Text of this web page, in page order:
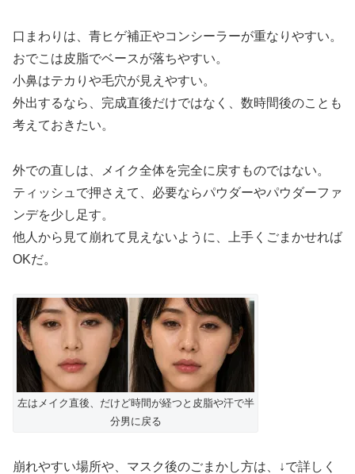
口まわりは、青ヒゲ補正やコンシーラーが重なりやすい。
おでこは皮脂でベースが落ちやすい。
小鼻はテカりや毛穴が見えやすい。
外出するなら、完成直後だけではなく、数時間後のことも
考えておきたい。
外での直しは、メイク全体を完全に戻すものではない。
ティッシュで押さえて、必要ならパウダーやパウダーファ
ンデを少し足す。
他人から見て崩れて見えないように、上手くごまかせれば
OKだ。
左はメイク直後、だけど時間が経つと皮脂や汗で半
分男に戻る
崩れやすい場所や、マスク後のごまかし方は、↓で詳しく